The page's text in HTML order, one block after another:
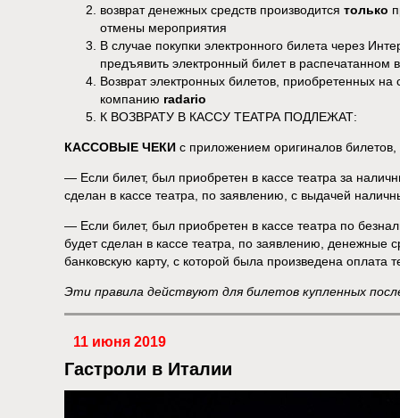
возврат денежных средств производится только
отмены мероприятия
В случае покупки электронного билета через
предъявить электронный билет в
Возврат электронных билетов, приобретенных на
компанию radario
К ВОЗВРАТУ В КАССУ ТЕАТРА ПОДЛЕЖАТ:
КАССОВЫЕ ЧЕКИ с приложением оригиналов
— Если билет, был приобретен в кассе театра за
сделан в кассе театра, по заявлению, с выдачей
— Если билет, был приобретен в кассе театра по
будет сделан в кассе театра, по заявлению, денежные
банковскую карту, с которой была произведена оплата
Эти правила действуют для билетов купленных
11 июня 2019
Гастроли в Италии